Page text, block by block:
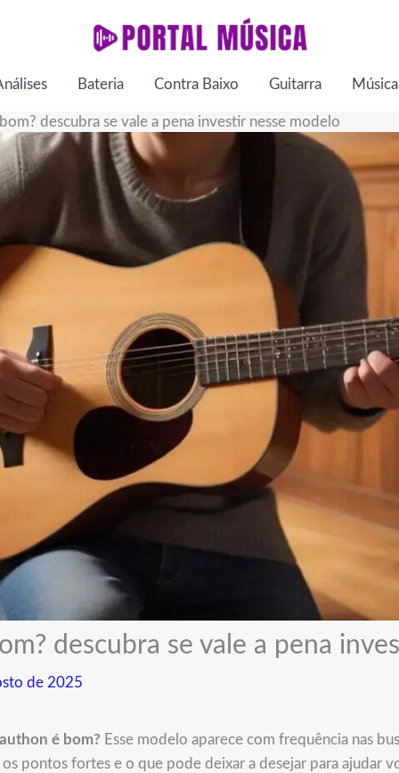
Bateria Contra Baixo Guitarra Música
descubra se vale a pena investir nesse modelo
descubra se vale a pena
de 2025
é bom? Esse modelo aparece com frequência nas
pontos fortes e o que pode deixar a desejar para ajudar